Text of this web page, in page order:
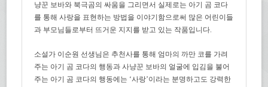
냥꾼 보바와 북극곰의 싸움을 그리면서 실제로는 아기 곰 코다
를 통해 사랑을 표현하는 방법을 이야기함으로써 많은 어린이들
과 부모님들로부터 뜨거운 지지를 받고 있는 작품입니다.
소설가 이순원 선생님은 추천사를 통해 엄마의 까만 코를 가려
주는 아기 곰 코다의 행동과 사냥꾼 보바의 얼굴에 입김을 불어
주는 아기 곰 코다의 행동에는 ‘사랑’이라는 분명하고도 강력한